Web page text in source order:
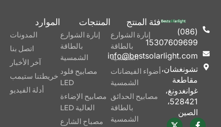
(086)
15307609699
info@bestsolarlight.com
تشونغشان،
مقاطعة
غوانغدونغ،
528421،
الصين
فئة المنتج
إنارة الشوارع
بالطاقة
الشمسية
أضواء الفيضانات
الشمسية
مصابيح الحدائق
بالطاقة
الشمسية
المنتجات
إنارة الشوارع
بالطاقة
الشمسية
مصابيح فلود
LED
مصابيح الإضاءة
العالية LED
مصباح الشارع
الموارد
المدونات
اتصل بنا
آخر الأخبار
خريطتنا ستيمب
أدلة الفيديو